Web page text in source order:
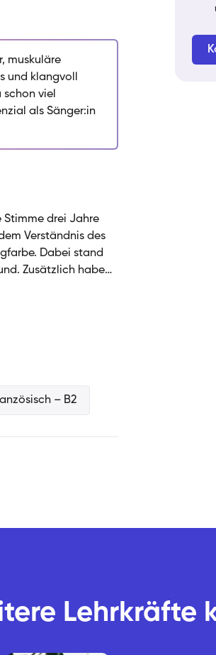
dem Ziel, dass du
damit dein Gesang
für Pop, Rock,
gemeinsam an
Stimme. Dabei
Anwendung,
ist es, dass du dein
muskuläre
und klangvoll
viel
als Sänger:in
Stimme drei Jahre
Verständnis des
Dabei stand
Zusätzlich habe
jeden
ich großen Wert
– B2
Lehrkräfte